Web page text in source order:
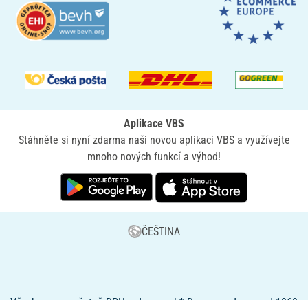
Aplikace VBS
Stáhněte si nyní zdarma naši novou aplikaci VBS a využívejte
mnoho nových funkcí a výhod!
ČEŠTINA